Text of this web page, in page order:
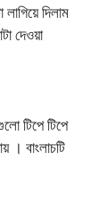
দিলাম
দেওয়া
টিপে টিপে
। বাংলাচটি